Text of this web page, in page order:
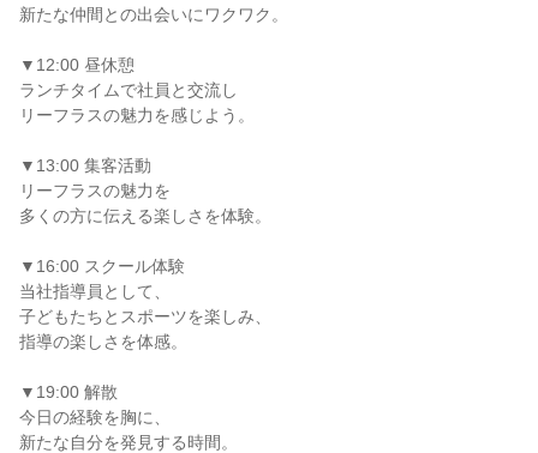
新たな仲間との出会いにワクワク。
▼12:00 昼休憩
ランチタイムで社員と交流し
リーフラスの魅力を感じよう。
▼13:00 集客活動
リーフラスの魅力を
多くの方に伝える楽しさを体験。
▼16:00 スクール体験
当社指導員として、
子どもたちとスポーツを楽しみ、
指導の楽しさを体感。
▼19:00 解散
今日の経験を胸に、
新たな自分を発見する時間。